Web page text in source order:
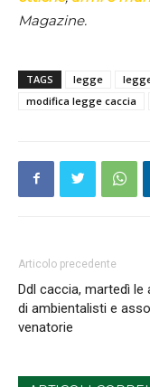
Magazine.
TAGS legge
modifica legge caccia
Articolo precedente
Ddl caccia, martedì le
di ambientalisti e
venatorie